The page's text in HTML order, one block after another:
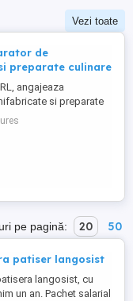
Vezi toate
de
preparate culinare
angajeaza
si preparate
un singur loc de
Targu Mures, Str.
salariu minim pe
de masa zi
pe pagină: 20 50
patiser langosist
langosist, cu
un an. Pachet salarial